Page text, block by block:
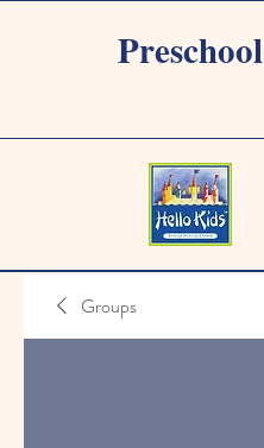
Preschool
Groups